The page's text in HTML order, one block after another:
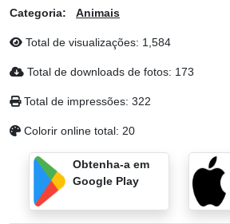
Categoria: Animais
Total de visualizações: 1,584
Total de downloads de fotos: 173
Total de impressões: 322
Colorir online total: 20
Obtenha-a em
Google Play